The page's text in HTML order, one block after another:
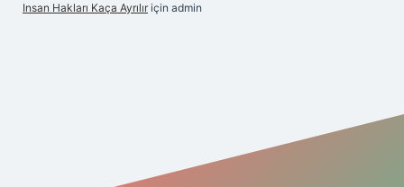
Insan Hakları Kaça Ayrılır için admin